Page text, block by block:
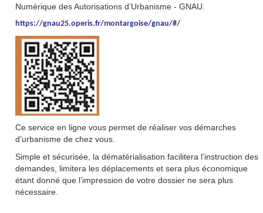
Numérique des Autorisations d’Urbanisme - GNAU.
https://gnau25.operis.fr/montargoise/gnau/#/
Ce service en ligne vous permet de réaliser vos démarches
d’urbanisme de chez vous.
Simple et sécurisée, la dématérialisation facilitera l’instruction des
demandes, limitera les déplacements et sera plus économique
étant donné que l’impression de votre dossier ne sera plus
nécessaire.